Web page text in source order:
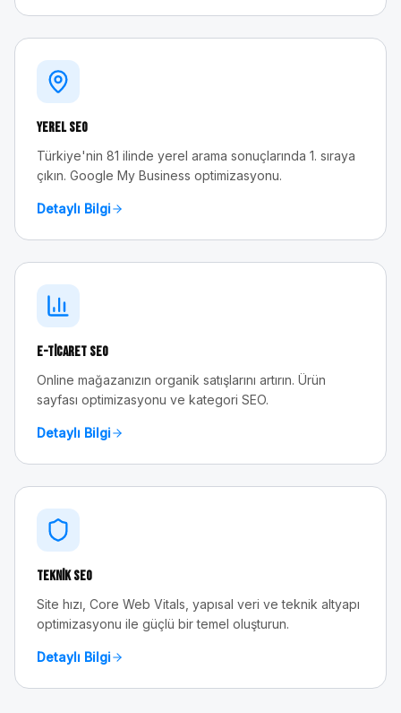
Yerel SEO
Türkiye'nin 81 ilinde yerel arama sonuçlarında 1. sıraya
çıkın. Google My Business optimizasyonu.
Detaylı Bilgi
E-Ticaret SEO
Online mağazanızın organik satışlarını artırın. Ürün
sayfası optimizasyonu ve kategori SEO.
Detaylı Bilgi
Teknik SEO
Site hızı, Core Web Vitals, yapısal veri ve teknik altyapı
optimizasyonu ile güçlü bir temel oluşturun.
Detaylı Bilgi